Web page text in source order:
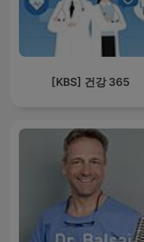
[KBS] 건강 365